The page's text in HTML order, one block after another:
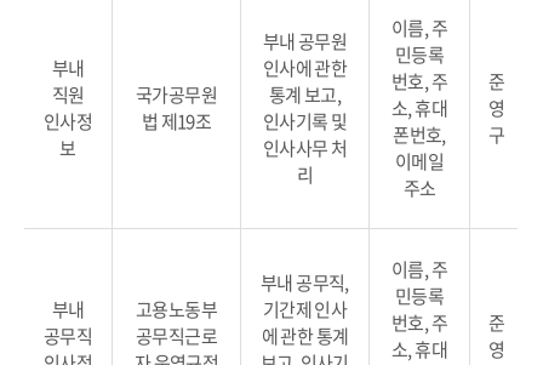
부내
직원
인사정
보
국가공무원
법 제19조
부내 공무원
인사에 관한
통계 보고,
인사기록 및
인사사무 처
리
이름, 주
민등록
번호, 주
소, 휴대
폰번호,
이메일
주소
준
영
구
부내
공무직
고용노동부
공무직근로
부내 공무직,
기간제 인사
에 관한 통계
이름, 주
민등록
번호, 주
소, 휴대
준
영